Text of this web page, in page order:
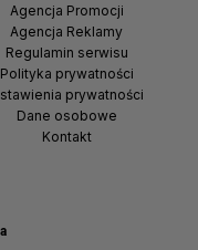
Agencja Promocji
Agencja Reklamy
Regulamin serwisu
Polityka prywatności
prywatności
Dane osobowe
Kontakt